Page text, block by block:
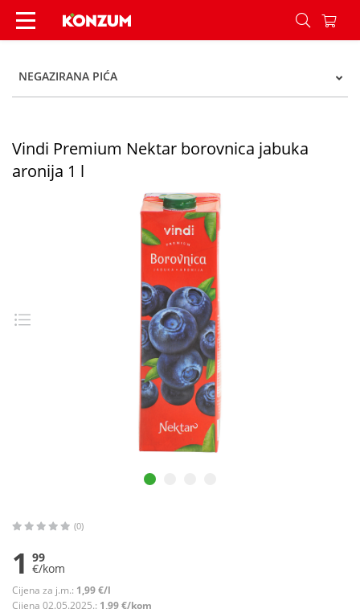
Vindi Premium Nektar borovnica jabuka aronija
NEGAZIRANA PIĆA
Vindi Premium Nektar borovnica jabuka
aronija 1 l
(0)
1 99
€/kom
Cijena za j.m.: 1,99 €/l
Cijena 02.05.2025.: 1,99 €/kom